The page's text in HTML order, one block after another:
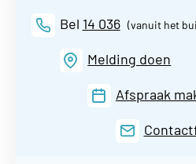
Bel 14 036(vanuit het
Melding doen
Afspraak